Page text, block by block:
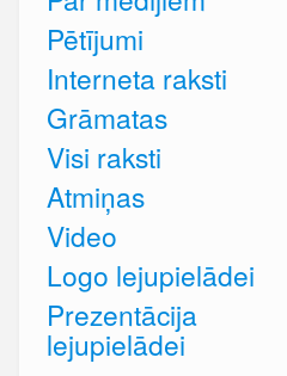
Pētījumi
Interneta raksti
Grāmatas
Visi raksti
Atmiņas
Video
Logo lejupielādei
Prezentācija
lejupielādei